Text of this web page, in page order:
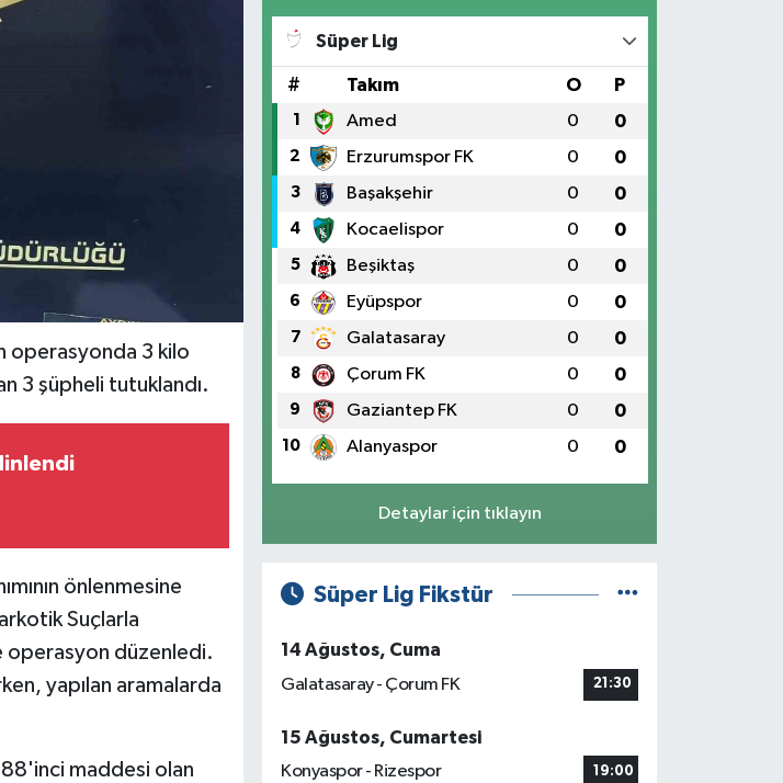
operasyonda 3 kilo
3 şüpheli tutuklandı.
önlenmesine
Suçlarla
operasyon düzenledi.
yapılan aramalarda
maddesi olan
Süper Lig
# Takım O P
1 Amed 0 0
2 Erzurumspor FK 0 0
3 Başakşehir 0 0
4 Kocaelispor 0 0
5 Beşiktaş 0 0
6 Eyüpspor 0 0
7 Galatasaray 0 0
8 Çorum FK 0 0
9 Gaziantep FK 0 0
10 Alanyaspor 0 0
Detaylar için tıklayın
Süper Lig Fikstür
14 Ağustos, Cuma
Galatasaray - Çorum FK
21:30
15 Ağustos, Cumartesi
Konyaspor - Rizespor
19:00